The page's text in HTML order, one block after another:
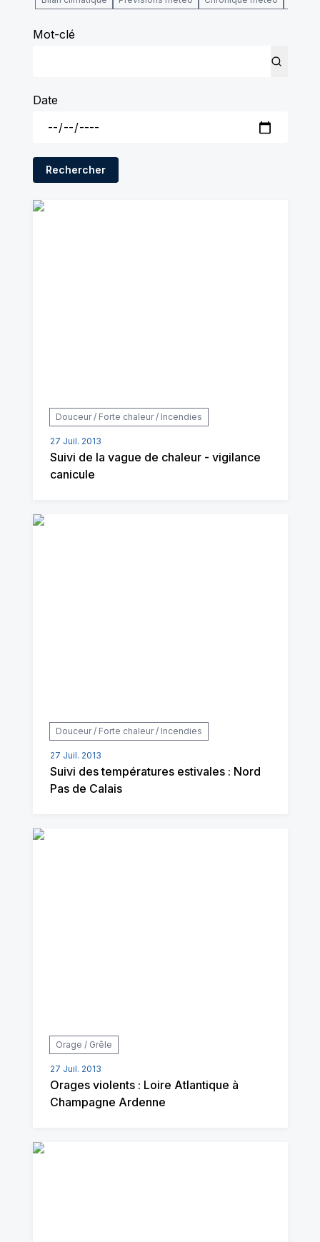
Mot-clé
Date
Rechercher
Douceur / Forte chaleur / Incendies
27 Juil. 2013
Suivi de la vague de chaleur - vigilance
canicule
Douceur / Forte chaleur / Incendies
27 Juil. 2013
Suivi des températures estivales : Nord
Pas de Calais
Orage / Grêle
27 Juil. 2013
Orages violents : Loire Atlantique à
Champagne Ardenne